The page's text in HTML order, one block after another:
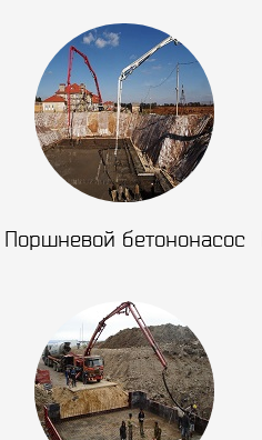
Поршневой бетононасос